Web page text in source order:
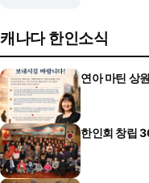
캐나다 한인소식
연아 마틴 상
한인회 창립